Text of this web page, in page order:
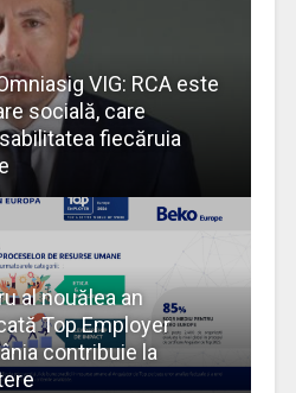
VIG: RCA este
socială, care
fiecăruia
al nouălea an
Top Employer
contribuie la